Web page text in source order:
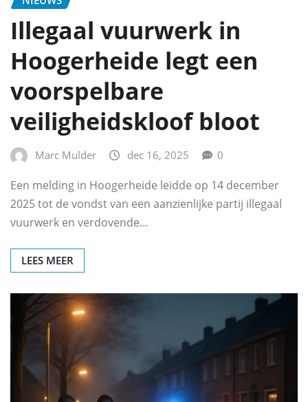
Illegaal vuurwerk in
Hoogerheide legt een
voorspelbare
veiligheidskloof bloot
Marc Mulder dec 16, 2025 0
Een melding in Hoogerheide leidde op 14 december
2025 tot de vondst van een aanzienlijke partij illegaal
vuurwerk en verdovende…
LEES MEER